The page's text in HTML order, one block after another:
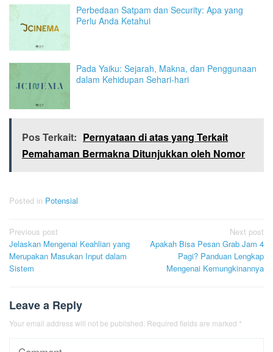
Perbedaan Satpam dan Security: Apa yang
Perlu Anda Ketahui
Pada Yaiku: Sejarah, Makna, dan Penggunaan
dalam Kehidupan Sehari-hari
Pos Terkait: Pernyataan di atas yang Terkait
Pemahaman Bermakna Ditunjukkan oleh Nomor
Posted in Potensial
Post
navigation
Previous post
Jelaskan Mengenai Keahlian yang
Merupakan Masukan Input dalam
Sistem
Next post
Apakah Bisa Pesan Grab Jam 4
Pagi? Panduan Lengkap
Mengenai Kemungkinannya
Leave a Reply
Your email address will not be published. Required fields are marked *